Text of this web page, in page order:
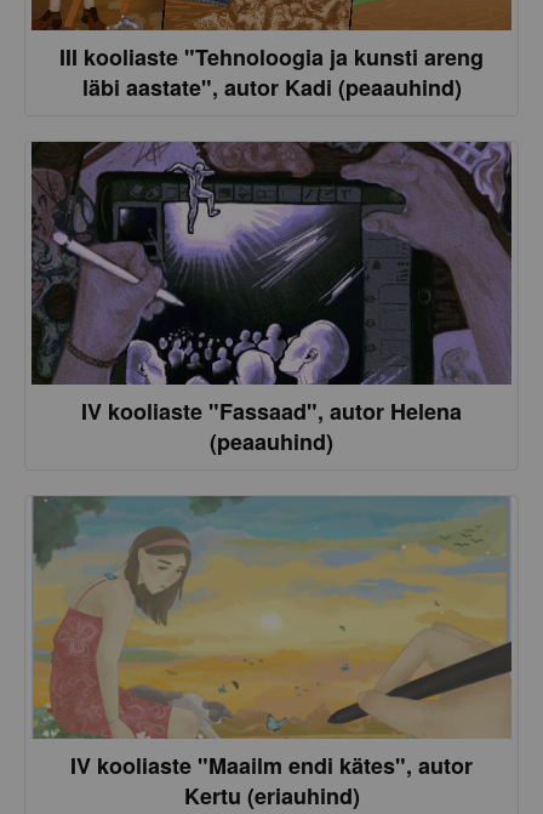
III kooliaste "Tehnoloogia ja kunsti areng
läbi aastate", autor Kadi (peaauhind)
IV kooliaste "Fassaad", autor Helena
(peaauhind)
IV kooliaste "Maailm endi kätes", autor
Kertu (eriauhind)